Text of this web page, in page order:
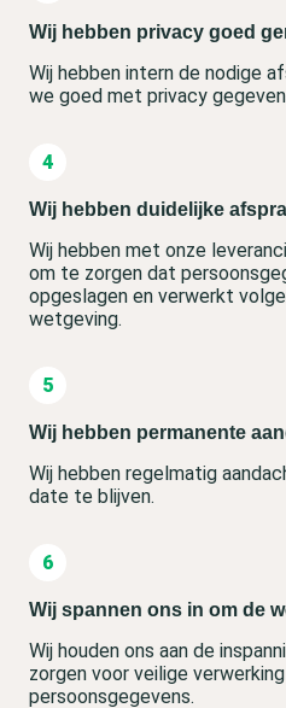
Wij hebben privacy goed
Wij hebben intern de nodige
we goed met privacy
Wij hebben duidelijke
Wij hebben met onze
om te zorgen dat
opgeslagen en verwerkt
wetgeving.
Wij hebben permanente
Wij hebben regelmatig
date te blijven.
Wij spannen ons in om de
Wij houden ons aan de
zorgen voor veilige
persoonsgegevens.